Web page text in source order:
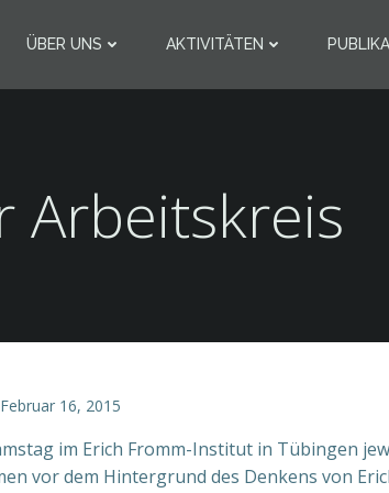
ÜBER UNS AKTIVITÄTEN
Arbeitskreis
Februar 16, 2015
im Erich Fromm-Institut in Tübingen
vor dem Hintergrund des Denkens von